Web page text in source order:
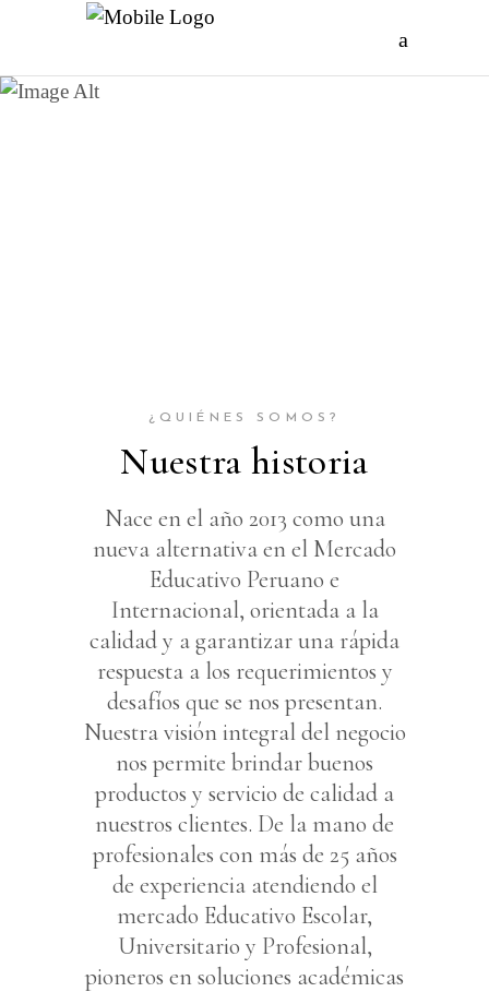
¿QUIÉNES SOMOS?
Nuestra historia
Nace en el año 2013 como una
nueva alternativa en el Mercado
Educativo Peruano e
Internacional, orientada a la
calidad y a garantizar una rápida
respuesta a los requerimientos y
desafíos que se nos presentan.
Nuestra visión integral del negocio
nos permite brindar buenos
productos y servicio de calidad a
nuestros clientes. De la mano de
profesionales con más de 25 años
de experiencia atendiendo el
mercado Educativo Escolar,
Universitario y Profesional,
pioneros en soluciones académicas